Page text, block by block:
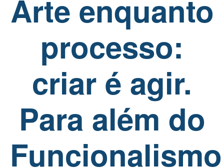
Arte enquanto
processo:
criar é agir.
Para além do